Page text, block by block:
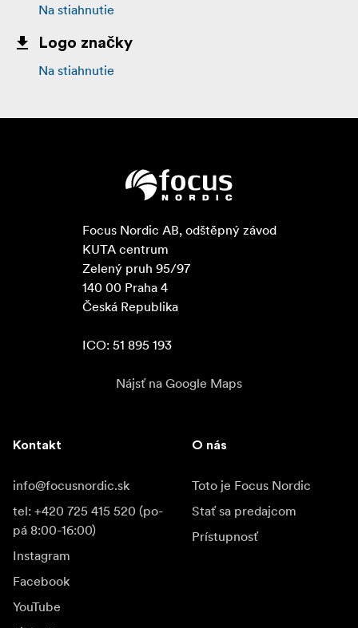
Na stiahnutie
Logo značky
Na stiahnutie
Focus Nordic AB, odštěpný závod
KUTA centrum
Zelený pruh 95/97
140 00 Praha 4
Česká Republika
ICO: 51 895 193
Nájsť na Google Maps
Kontakt
info@focusnordic.sk
tel: +420 725 415 520 (po-
pá 8:00-16:00)
Instagram
Facebook
YouTube
O nás
Toto je Focus Nordic
Stať sa predajcom
Prístupnosť